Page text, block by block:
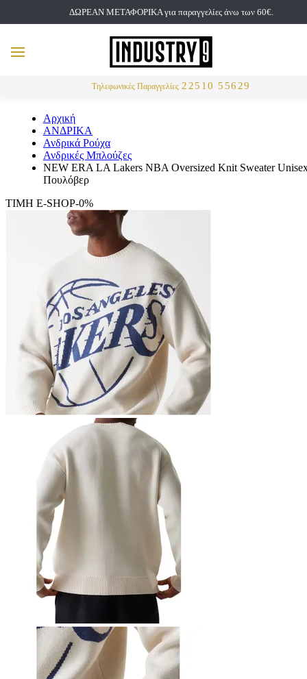
ΔΩΡΕΑΝ ΜΕΤΑΦΟΡΙΚΑ για παραγγελίες άνω των 60€.
Τηλεφωνικές Παραγγελίες 22510 55629
MENU
Αρχική
ΑΝΔΡΙΚΑ
Ανδρικά Ρούχα
Ανδρικές Μπλούζες
NEW ERA LA Lakers NBA Oversized Knit Sweater
Πουλόβερ
ΤΙΜΗ E-SHOP-0%